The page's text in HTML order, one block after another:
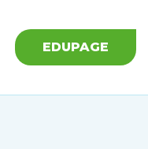
EDUPAGE